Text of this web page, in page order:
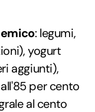
: legumi,
yogurt
aggiunti),
per cento
al cento